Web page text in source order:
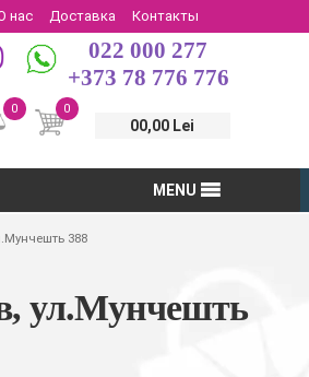
нас Доставка
Контакты
Возврат
022 000 277
+373 78 776 776
0
00,00 Lei
0
MENU
388
ул.Мунчешть